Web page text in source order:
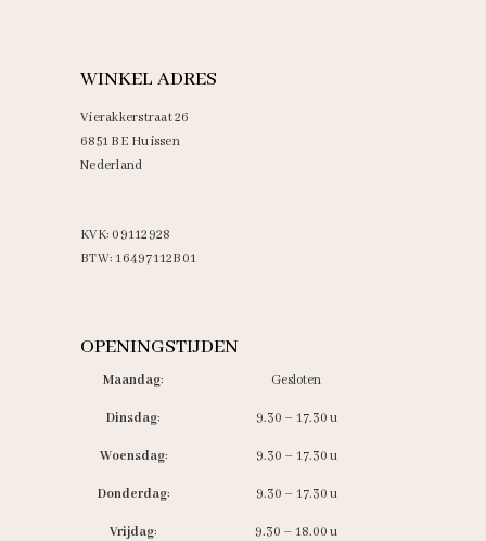
WINKEL ADRES
Vierakkerstraat 26
6851 BE Huissen
Nederland
KVK: 09112928
BTW: 16497112B01
OPENINGSTIJDEN
Maandag: Gesloten
Dinsdag: 9.30 – 17.30 u
Woensdag: 9.30 – 17.30 u
Donderdag: 9.30 – 17.30 u
Vrijdag: 9.30 – 18.00 u